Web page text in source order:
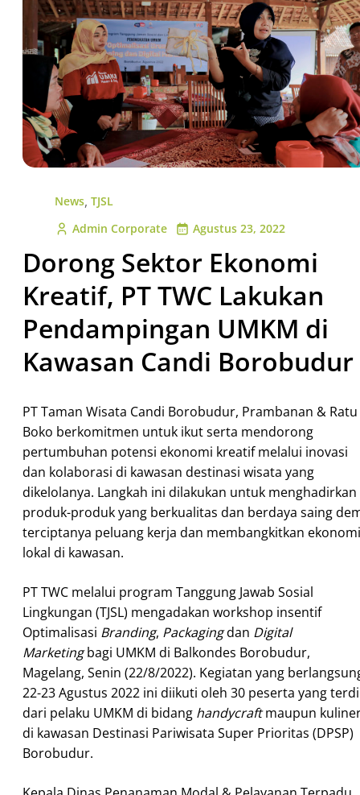
News, TJSL
Admin Corporate
Agustus 23, 2022
Dorong Sektor Ekonomi
Kreatif, PT TWC Lakukan
Pendampingan UMKM di
Kawasan Candi Borobudur
PT Taman Wisata Candi Borobudur, Prambanan & Ratu
Boko berkomitmen untuk ikut serta mendorong
pertumbuhan potensi ekonomi kreatif melalui inovasi
dan kolaborasi di kawasan destinasi wisata yang
dikelolanya. Langkah ini dilakukan untuk menghadirkan
produk-produk yang berkualitas dan berdaya saing
terciptanya peluang kerja dan membangkitkan ekonomi
lokal di kawasan.
PT TWC melalui program Tanggung Jawab Sosial
Lingkungan (TJSL) mengadakan workshop insentif
Optimalisasi Branding, Packagingdan Digital
Marketingbagi UMKM di Balkondes Borobudur,
Magelang, Senin (22/8/2022). Kegiatan yang
22-23 Agustus 2022 ini diikuti oleh 30 peserta yang
dari pelaku UMKM di bidang handycraftmaupun
di kawasan Destinasi Pariwisata Super Prioritas (DPSP)
Borobudur.